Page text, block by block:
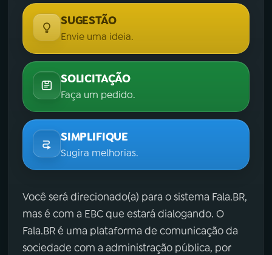
SUGESTÃO
Envie uma ideia.
SOLICITAÇÃO
Faça um pedido.
SIMPLIFIQUE
Sugira melhorias.
Você será direcionado(a) para o sistema Fala.BR,
mas é com a EBC que estará dialogando. O
Fala.BR é uma plataforma de comunicação da
sociedade com a administração pública, por